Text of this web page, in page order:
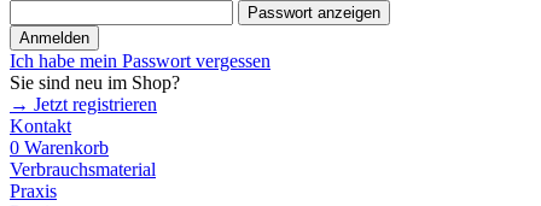
Passwort anzeigen
Anmelden
Ich habe mein Passwort vergessen
Sie sind neu im Shop?
→ Jetzt registrieren
Kontakt
0 Warenkorb
Verbrauchsmaterial
Praxis